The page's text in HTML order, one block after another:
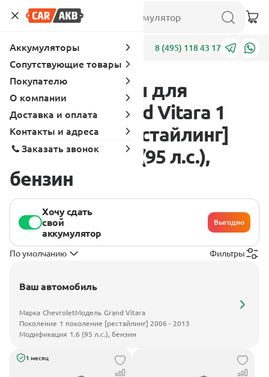
Адреса 8 (495) 118 43 17
Аккумуляторы для
Chevrolet Grand Vitara 1
поколение [рестайлинг]
2006 - 2013 1.6 (95 л.с.),
бензин
Хочу сдать
свой
аккумулятор
Выгодно
По умолчанию Фильтры
Ваш автомобиль
Марка ChevroletМодель Grand Vitara
Поколение 1 поколение [рестайлинг] 2006 - 2013
Модификация 1.6 (95 л.с.), бензин
1 месяц
Аккумуляторы
Сопутствующие товары
Покупателю
О компании
Доставка и оплата
Контакты и адреса
Заказать звонок